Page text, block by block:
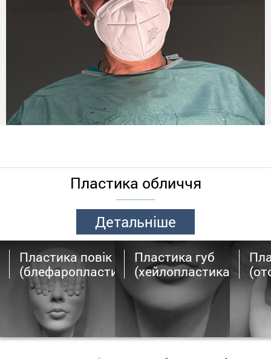
Пластика обличчя
Детальніше
Пластика повік
(блефаропластика)
Пластика губ
(хейлопластика)